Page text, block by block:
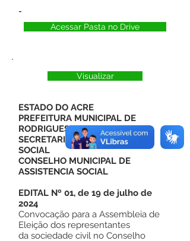
-
Acessar Pasta no Drive
Visualizar
ESTADO DO ACRE
PREFEITURA MUNICIPAL DE
RODRIGUES ALVES
SECRETARIA DE ASSISTENCIA
SOCIAL
CONSELHO MUNICIPAL DE
ASSISTENCIA SOCIAL
EDITAL Nº 01, de 19 de julho de
2024
Convocação para a Assembleia de
Eleição dos representantes
da sociedade civil no Conselho